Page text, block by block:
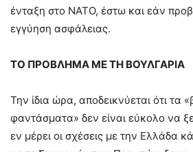
ένταξη στο ΝΑΤΟ, έστω και εάν
εγγύηση ασφάλειας.
ΤΟ ΠΡΟΒΛΗΜΑ ΜΕ ΤΗ ΒΟΥΛΓΑΡΙΑ
Την ίδια ώρα, αποδεικνύεται ότι τα
φαντάσματα» δεν είναι εύκολο να
εν μέρει οι σχέσεις με την Ελλάδα